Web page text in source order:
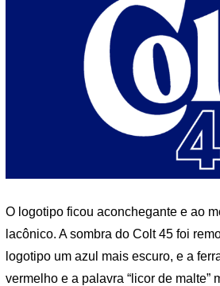
O logotipo ficou aconchegante e ao
lacônico. A sombra do Colt 45 foi
logotipo um azul mais escuro, e a
vermelho e a palavra “licor de malte”